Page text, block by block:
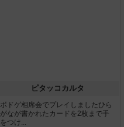
ピタッコカルタ
ボドゲ相席会でプレイしましたひら
がなが書かれたカードを2枚まで手
をつけ...